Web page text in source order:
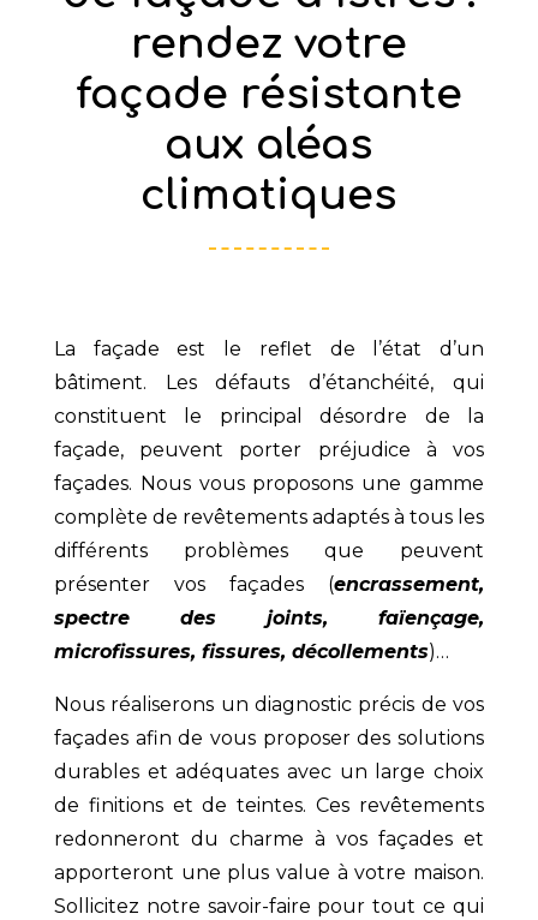
rendez votre
façade résistante
aux aléas
climatiques
La façade est le reflet de l’état d’un
bâtiment. Les défauts d’étanchéité, qui
constituent le principal désordre de la
façade, peuvent porter préjudice à vos
façades. Nous vous proposons une gamme
complète de revêtements adaptés à tous les
différents problèmes que peuvent
présenter vos façades (encrassement,
spectre des joints, faïençage,
microfissures, fissures, décollements)…
Nous réaliserons un diagnostic précis de vos
façades afin de vous proposer des solutions
durables et adéquates avec un large choix
de finitions et de teintes. Ces revêtements
redonneront du charme à vos façades et
apporteront une plus value à votre maison.
Sollicitez notre savoir-faire pour tout ce qui